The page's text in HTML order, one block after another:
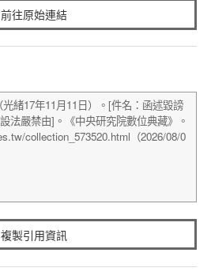
前往原始連結
複製引用資訊